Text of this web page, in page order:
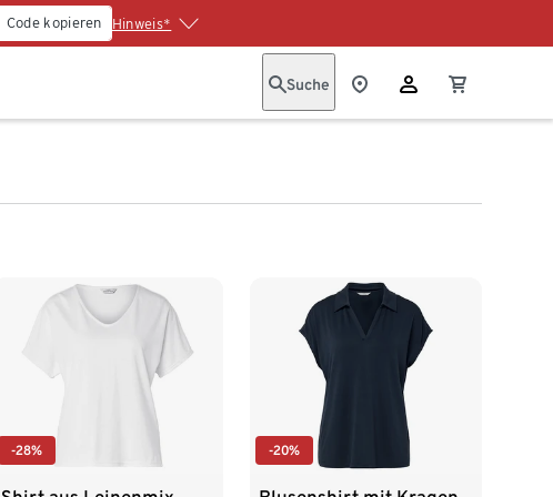
Code kopieren Hinweis*
Suche
-28% -20%